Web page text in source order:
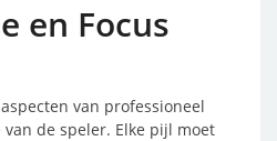
en Focus
van professioneel
de speler. Elke pijl moet